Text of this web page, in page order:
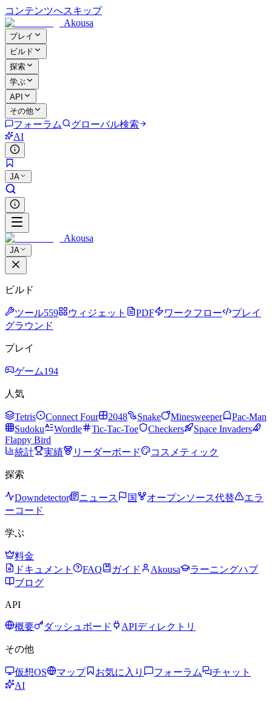
コンテンツへスキップ
Akousa
プレイ
ビルド
探索
学ぶ
API
その他
フォーラム
グローバル検索
AI
JA
Akousa
JA
ビルド
ツール559 ウィジェット PDF ワークフロー
プレイ
グラウンド
プレイ
ゲーム194
人気
Tetris Connect Four 2048 Snake Minesweeper
Pac-Man
Sudoku
Wordle Tic-Tac-Toe Checkers
Space Invaders
Flappy Bird
統計
実績 リーダーボード コスメティック
探索
Downdetector ニュース 国 オープンソース代替
エラ
ーコード
学ぶ
料金
ドキュメント
FAQ ガイド Akousa
ラーニングハブ
ブログ
API
概要 ダッシュボード APIディレクトリ
その他
仮想OS マップ お気に入り フォーラム
チャット
AI